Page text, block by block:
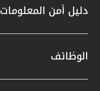
دليل أمن المعلومات
الوظائف